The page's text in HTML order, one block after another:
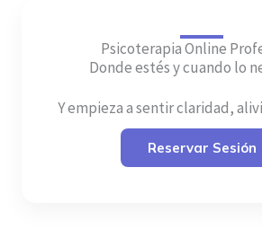
Psicoterapia Online
Donde estés y cuando lo
Y empieza a sentir claridad,
Reservar Sesión